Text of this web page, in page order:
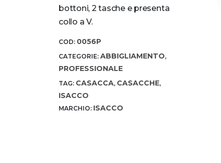
bottoni, 2 tasche e presenta
collo a V.
COD: 0056P
CATEGORIE: ABBIGLIAMENTO,
PROFESSIONALE
TAG: CASACCA, CASACCHE,
ISACCO
MARCHIO: ISACCO